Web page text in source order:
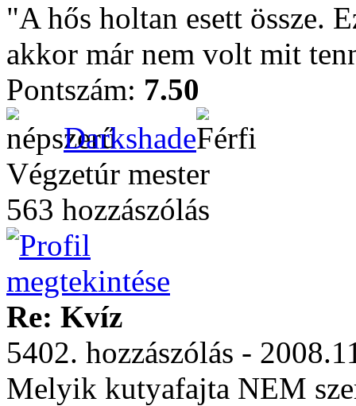
"A hős holtan esett össze.
akkor már nem volt mit
Pontszám: 7.50
Darkshade
Végzetúr mester
563 hozzászólás
Re: Kvíz
5402. hozzászólás -
Melyik kutyafajta NEM